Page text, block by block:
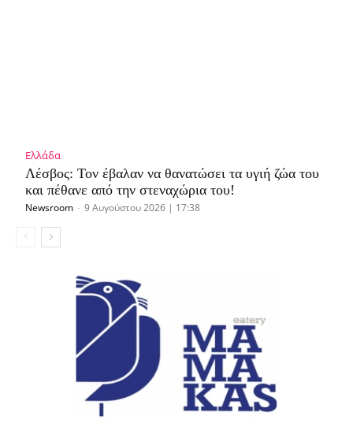
Ελλάδα
Λέσβος: Τον έβαλαν να θανατώσει τα υγιή ζώα του
και πέθανε από την στεναχώρια του!
Newsroom - 9 Αυγούστου 2026 | 17:38